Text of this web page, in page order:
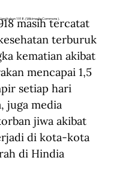
tahun 1918. (Wikimedia Commons).
masih tercatat
terburuk
kematian akibat
mencapai 1,5
setiap hari
juga media
jiwa akibat
di kota-kota
di Hindia